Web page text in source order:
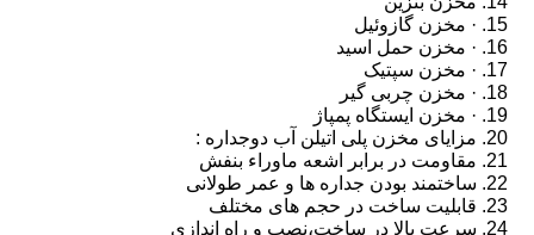
· مخزن گازوئیل
· مخزن حمل اسید
· مخزن سپتیک
· مخزن چربی گیر
· مخزن ایستگاه پمپاژ
مزایای مخزن پلی اتیلن آب دوجداره :
مقاومت در برابر اشعه ماوراء بنفش
ساختمند بودن جداره ها و عمر طولانی
قابلیت ساخت در حجم های مختلف
سرعت بالا در ساخت،نصب و راه اندازی